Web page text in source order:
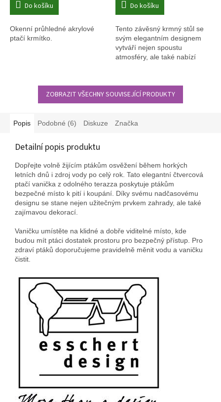
Do košíku
Okenní průhledné akrylové
ptačí krmítko.
Do košíku
Tento závěsný krmný stůl se
svým elegantním designem
vytváří nejen spoustu
atmosféry, ale také nabízí
ZOBRAZIT VŠECHNY SOUVISEJÍCÍ PRODUKTY
Popis Podobné (6) Diskuze Značka
Detailní popis produktu
Dopřejte volně žijícím ptákům osvěžení během horkých
letních dnů i zdroj vody po celý rok. Tato elegantní čtvercová
ptačí vanička z odolného terazza poskytuje ptákům
bezpečné místo k pití i koupání. Díky svému nadčasovému
designu se stane nejen užitečným prvkem zahrady, ale také
zajímavou dekorací.
Vaničku umístěte na klidné a dobře viditelné místo, kde
budou mít ptáci dostatek prostoru pro bezpečný přístup. Pro
zdraví ptáků doporučujeme pravidelně měnit vodu a vaničku
čistit.